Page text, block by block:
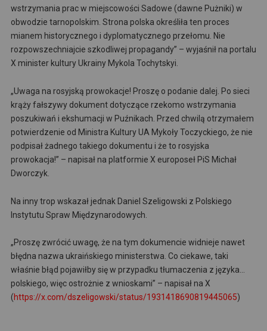
wstrzymania prac w miejscowości Sadowe (dawne Pużniki) w
obwodzie tarnopolskim. Strona polska określiła ten proces
mianem historycznego i dyplomatycznego przełomu. Nie
rozpowszechniajcie szkodliwej propagandy” – wyjaśnił na portalu
X minister kultury Ukrainy Mykola Tochytskyi.
„Uwaga na rosyjską prowokacje! Proszę o podanie dalej. Po sieci
krąży fałszywy dokument dotyczące rzekomo wstrzymania
poszukiwań i ekshumacji w Puźnikach. Przed chwilą otrzymałem
potwierdzenie od Ministra Kultury UA Mykoły Toczyckiego, że nie
podpisał żadnego takiego dokumentu i że to rosyjska
prowokacja!” – napisał na platformie X europoseł PiS Michał
Dworczyk.
Na inny trop wskazał jednak Daniel Szeligowski z Polskiego
Instytutu Spraw Międzynarodowych.
„Proszę zwrócić uwagę, że na tym dokumencie widnieje nawet
błędna nazwa ukraińskiego ministerstwa. Co ciekawe, taki
właśnie błąd pojawiłby się w przypadku tłumaczenia z języka…
polskiego, więc ostrożnie z wnioskami” – napisał na X
(https://x.com/dszeligowski/status/1931418690819445065)